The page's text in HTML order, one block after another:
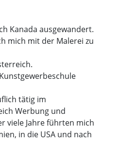
Kanada ausgewandert.
mich mit der Malerei zu
tätig im
Werbung und
viele Jahre führten mich
in die USA und nach